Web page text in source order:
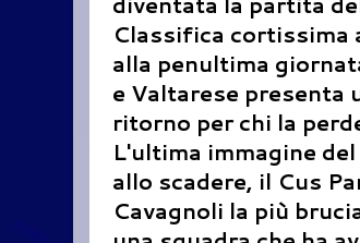
Classifica cortissima
alla penultima
e Valtarese presenta
ritorno per chi la
L'ultima immagine
allo scadere, il Cus
Cavagnoli la più